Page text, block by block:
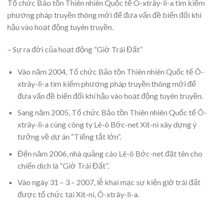
Tổ chức Bảo tồn Thiên nhiên Quốc tế Ô-xtrây-li-a tìm kiếm
phương pháp truyền thông mới để đưa vấn đề biến đổi khí
hậu vào hoạt động tuyên truyền.
– Sự ra đời của hoạt động “Giờ Trái Đất”
Vào năm 2004, Tổ chức Bảo tồn Thiên nhiên Quốc tế Ô-
xtrây-li-a tìm kiếm phương pháp truyền thông mới để
đưa vấn đề biến đổi khí hậu vào hoạt động tuyên truyền.
Sang năm 2005, Tổ chức Bảo tồn Thiên nhiên Quốc tế Ô-
xtrây-li-a cùng công ty Lê-ô Bớc-net Xít-ni xây dựng ý
tưởng về dự án “Tiếng tắt lớn”.
Đến năm 2006, nhà quảng cáo Lê-ô Bớc-net đặt tên cho
chiến dịch là “Giờ Trái Đất”.
Vào ngày 31 – 3 – 2007, lễ khai mạc sự kiện giờ trái đất
được tổ chức tại Xít-ni, Ô-xtrây-li-a.